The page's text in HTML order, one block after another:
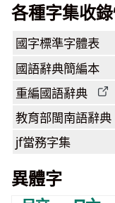
各種字集收
國字標準字體表
國語辭典簡編本
重編國語辭典
教育部閩南語辭典
jf當務字集
異體字